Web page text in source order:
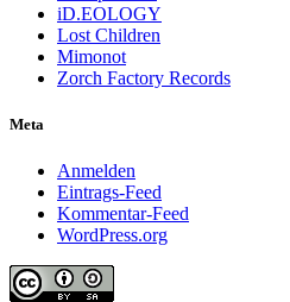
iD.EOLOGY
Lost Children
Mimonot
Zorch Factory Records
Meta
Anmelden
Eintrags-Feed
Kommentar-Feed
WordPress.org